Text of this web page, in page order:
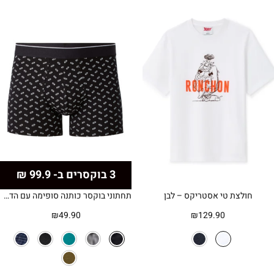
חולצת טי אסטריקס – לבן
₪129.90
3 בוקסרים ב- 99.9 ₪
תחתוני בוקסר כותנה סופימה עם הדפס
₪49.90